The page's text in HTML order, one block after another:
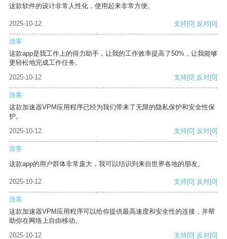
这款软件的设计非常人性化，使用起来非常方便。
2025-10-12 支持[0] 反对[0]
游客
这款app是我工作上的得力助手，让我的工作效率提高了50%，让我能够
更轻松地完成工作任务。
2025-10-12
支持[0] 反对[0]
游客
这款加速器VPM应用程序已经为我们带来了无限的隐私保护和安全性保
护。
2025-10-12
支持[0] 反对[0]
游客
这款app的用户群体非常庞大，我可以结识到来自世界各地的朋友。
2025-10-12 支持[0] 反对[0]
游客
这款加速器VPM应用程序可以给你提供最高速度和安全性的连接，并帮
助你在网络上自由移动。
2025-10-12
支持[0] 反对[0]